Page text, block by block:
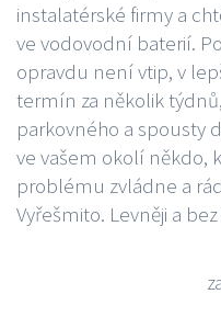
instalatérské firmy a
ve vodovodní baterií.
opravdu není vtip, v
termín za několik
parkovného a spousty
ve vašem okolí někdo,
problému zvládne a
Vyřešmito. Levněji a